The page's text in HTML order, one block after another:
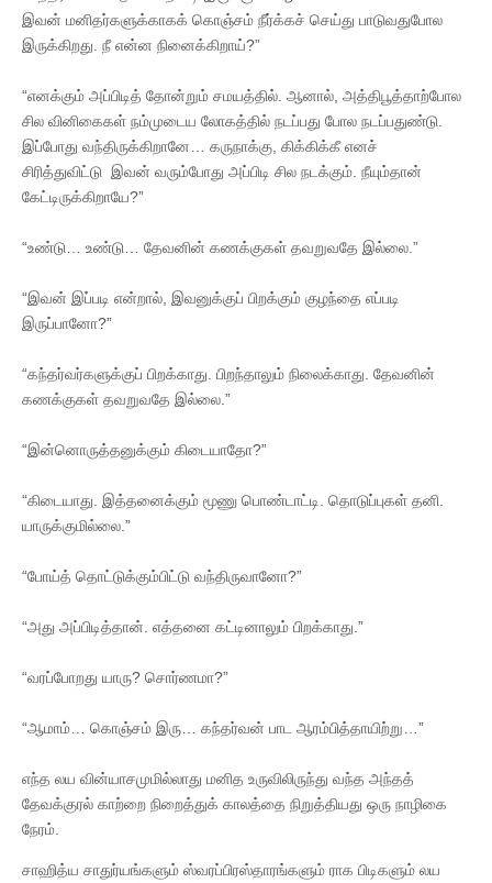
இவன் மனிதர்களுக்காகக் கொஞ்சம் நீர்க்கச் செய்து பாடுவதுபோல
இருக்கிறது. நீ என்ன நினைக்கிறாய்?”
“எனக்கும் அப்பிடித் தோன்றும் சமயத்தில். ஆனால், அத்திபூத்தாற்போல
சில வினிகைகள் நம்முடைய லோகத்தில் நடப்பது போல நடப்பதுண்டு.
இப்போது வந்திருக்கிறானே… கருநாக்கு, கிக்கிக்கீ எனச்
சிரித்துவிட்டு இவன் வரும்போது அப்பிடி சில நடக்கும். நீயும்தான்
கேட்டிருக்கிறாயே?”
“உண்டு… உண்டு… தேவனின் கணக்குகள் தவறுவதே இல்லை.”
“இவன் இப்படி என்றால், இவனுக்குப் பிறக்கும் குழந்தை எப்படி
இருப்பானோ?”
“கந்தர்வர்களுக்குப் பிறக்காது. பிறந்தாலும் நிலைக்காது. தேவனின்
கணக்குகள் தவறுவதே இல்லை.”
“இன்னொருத்தனுக்கும் கிடையாதோ?”
“கிடையாது. இத்தனைக்கும் மூணு பொண்டாட்டி. தொடுப்புகள் தனி.
யாருக்குமில்லை.”
“போய்த் தொட்டுக்கும்பிட்டு வந்திருவானோ?”
“அது அப்பிடித்தான். எத்தனை கட்டினாலும் பிறக்காது.”
“வரப்போறது யாரு? சொர்ணமா?”
“ஆமாம்… கொஞ்சம் இரு… கந்தர்வன் பாட ஆரம்பித்தாயிற்று…”
எந்த லய வின்யாசமுமில்லாது மனித உருவிலிருந்து வந்த அந்தத்
தேவக்குரல் காற்றை நிறைத்துக் காலத்தை நிறுத்தியது ஒரு நாழிகை
நேரம்.
சாஹித்ய சாதுர்யங்களும் ஸ்வரப்பிரஸ்தாரங்களும் ராக பிடிகளும் லய